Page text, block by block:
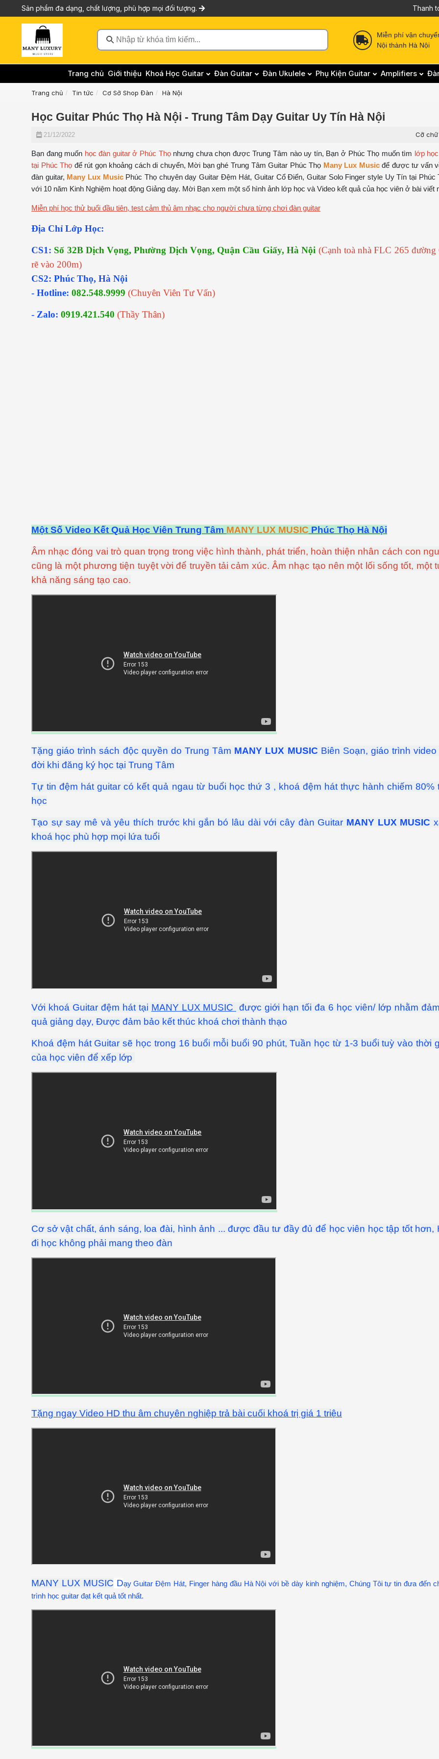
Sản phẩm đa dạng, chất lượng, phù hợp mọi đối tượng. Thanh
Nhập từ khóa tìm kiếm...
Miễn phí vận
Nội thành Hà Nội
Trang chủ Giới thiệu Khoá Học Guitar Đàn Guitar Đàn Ukulele Phụ Kiện Guitar Amplifiers
Trang chủ Tin tức Cơ Sở Shop Đàn Hà Nội
Học Guitar Phúc Thọ Hà Nội - Trung Tâm Dạy Guitar Uy Tín Hà Nội
21/12/2022 Cỡ chữ
Bạn đang muốn học đàn guitar ở Phúc Thọ nhưng chưa chọn được Trung Tâm nào uy tín, Bạn ở Phúc Thọ muốn tìm lớp
tại Phúc Thọ để rút gọn khoảng cách di chuyển, Mời bạn ghé Trung Tâm Guitar Phúc Thọ Many Lux Music để được tư vấn
đàn guitar, Many Lux MusicPhúc Thọ chuyên dạy Guitar Đệm Hát, Guitar Cổ Điển, Guitar Solo Finger style Uy Tín tại Phúc
với 10 năm Kinh Nghiệm hoạt động Giảng dạy. Mời Bạn xem một số hình ảnh lớp học và Video kết quả của học viên ở bài viết
Miễn phí học thử buổi đầu tiên, test cảm thủ âm nhạc cho người chưa từng chơi đàn guitar
Địa Chỉ Lớp Học:
CS1: Số 32B Dịch Vọng, Phường Dịch Vọng, Quận Cầu Giấy, Hà Nội (Cạnh toà nhà FLC 265 đường
rẽ vào 200m)
CS2: Phúc Thọ, Hà Nội
- Hotline: 082.548.9999 (Chuyên Viên Tư Vấn)
- Zalo: 0919.421.540 (Thầy Thân)
Một Số Video Kết Quả Học Viên Trung Tâm MANY LUX MUSIC Phúc Thọ Hà Nội
Âm nhạc đóng vai trò quan trọng trong việc hình thành, phát triển, hoàn thiện nhân cách con
cũng là một phương tiện tuyệt vời để truyền tải cảm xúc. Âm nhạc tạo nên một lối sống tốt, một
khả năng sáng tạo cao.
Tặng giáo trình sách độc quyền do Trung Tâm MANY LUX MUSIC Biên Soạn, giáo trình
đời khi đăng ký học tại Trung Tâm
Tự tin đệm hát guitar có kết quả ngau từ buổi học thứ 3 , khoá đệm hát thực hành chiếm 80%
học
Tạo sự say mê và yêu thích trước khi gắn bó lâu dài với cây đàn Guitar MANY LUX MUSIC
khoá học phù hợp mọi lứa tuổi
Với khoá Guitar đệm hát tại MANY LUX MUSIC
được giới hạn tối đa 6 học viên/ lớp nhằm
quả giảng dạy, Được đảm bảo kết thúc khoá chơi thành thạo
Khoá đệm hát Guitar sẽ học trong 16 buổi mỗi buổi 90 phút, Tuần học từ 1-3 buổi tuỳ vào thời
của học viên để xếp lớp
Cơ sở vật chất, ánh sáng, loa đài, hình ảnh ... được đầu tư đầy đủ để học viên học tập tốt hơn,
đi học không phải mang theo đàn
Tặng ngay Video HD thu âm chuyên nghiệp trả bài cuối khoá trị giá 1 triệu
MANY LUX MUSIC Dạy Guitar Đệm Hát, Finger hàng đầu Hà Nội với bề dày kinh nghiệm, Chúng Tôi tự tin đưa đến
trình học guitar đạt kết quả tốt nhất.